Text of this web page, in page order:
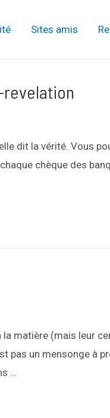
Sites amis
dit la vérité. Vous
chèque des
la matière (mais leur
pas un mensonge à
…